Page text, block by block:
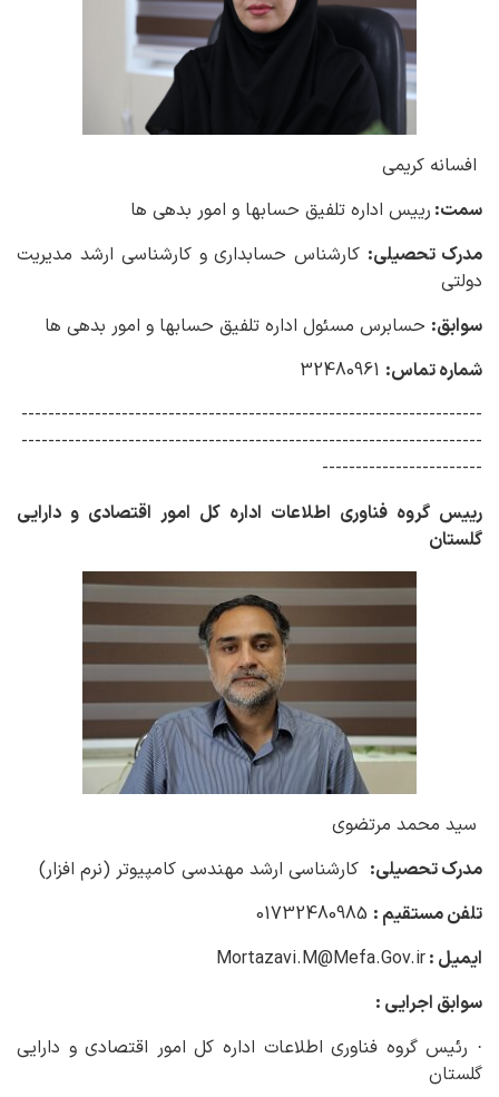
افسانه کریمی
سمت: رییس اداره تلفیق حسابها و امور بدهی ها
مدرک تحصیلی: کارشناس حسابداری و کارشناسی ارشد مدیریت
دولتی
سوابق: حسابرس مسئول اداره تلفیق حسابها و امور بدهی ها
شماره تماس:
---------------------------------------------------------------------
---------------------------------------------------------------------
------------------------
رییس گروه فناوری اطلاعات اداره کل امور اقتصادی و دارایی
گلستان
سید محمد مرتضوی
مدرک تحصیلی: کارشناسی ارشد مهندسی کامپیوتر (نرم افزار)
تلفن مستقیم :
ایمیل :Mortazavi.M@Mefa.Gov.ir
سوابق اجرایی :
· رئیس گروه فناوری اطلاعات اداره کل امور اقتصادی و دارایی
گلستان